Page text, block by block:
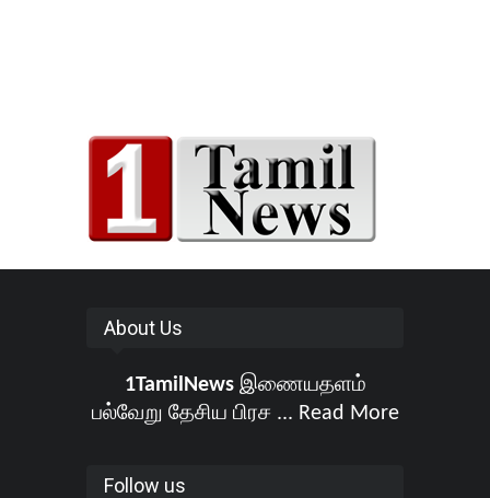
About Us
1TamilNewsஇணையதளம்
பல்வேறு தேசிய பிரச ... Read More
Follow us